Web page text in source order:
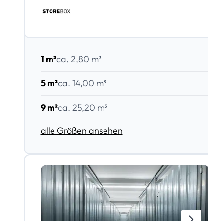
1 m²ca. 2,80 m³
5 m²ca. 14,00 m³
9 m²ca. 25,20 m³
alle Größen ansehen